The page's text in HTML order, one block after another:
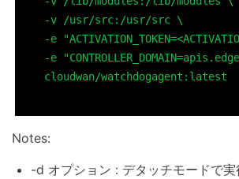
Notes:
-d オプション : デタッチモードで実